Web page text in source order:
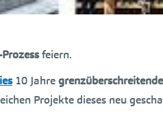
feiern.
10 Jahre
Projekte dieses neu